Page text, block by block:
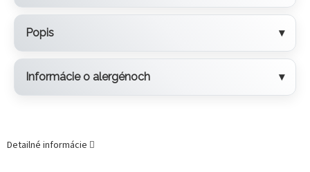
Popis
Informácie o alergénoch
Detailné informácie